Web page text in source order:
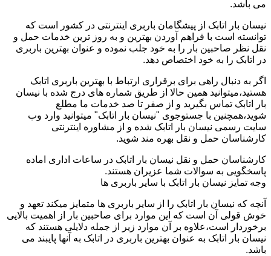
می باشد.
نیسان بار اتابک از پیشگامان باربری اینترنتی در کشور است که
توانسته است با فراهم آوردن بهترین و به روز ترین خدمات حمل و
نقل نظر صاحبین بار را به خود جلب نموده و عنوان بهترین باربری
در اتابک را به خود اختصاص دهد.
اگر به دنبال راهی برای برقراری ارتباط با بهترین باربری اتابک
هستید،میتوانید همین حالا از طریق شماره های درج شده با نیسان
بار اتابک تماس بگیرید و از صفر تا صد خدمات ما مطلع
شوید،همچنین با جستوجوی "نیسان بار اتابک" میتوانید وارد وب
سایت رسمی نیسان بار اتابک شده و از مشاوره اینترنتی
کارشناسان حمل و نقل بهره مند شوید.
کارشناسان حمل و نقل نیسان بار اتابک در ساعات اداری اماده
پاسخگویی به سوالات شما عزیران هستند.
وجه تمایز نیسان بار اتابک با سایر باربری ها
آنچه که نیسان بار اتابک را از سایر باربری ها متمایز میکند تعهد و
خوش قولی آن است که این موارد برای صاحبین بار از اهمیت بالایی
برخوردار است،علاوه بر آن موارد زیر از جمله دلایلی هستند که
نیسان بار اتابک به عنوان بهترین باربری در اتابک به آنها پایبند می
باشد.